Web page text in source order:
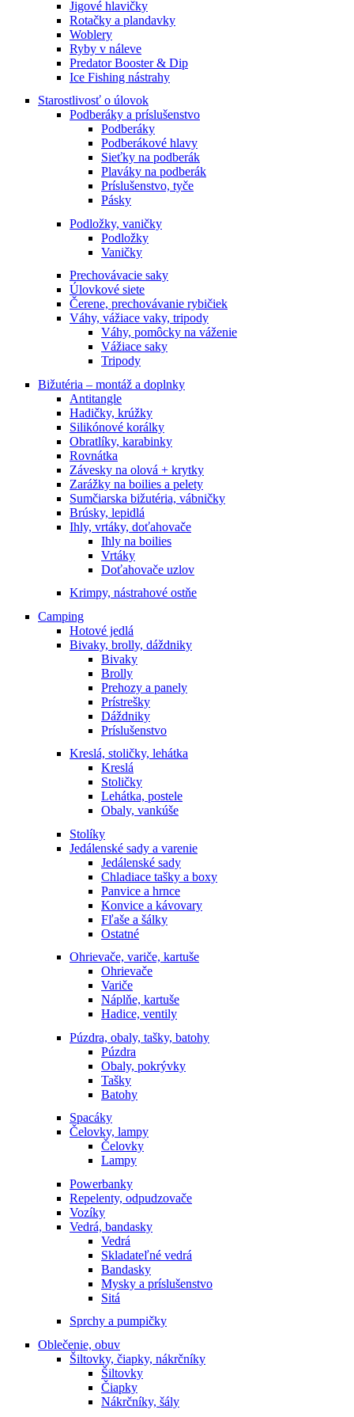
Jigové hlavičky
Rotačky a plandavky
Woblery
Ryby v náleve
Predator Booster & Dip
Ice Fishing nástrahy
Starostlivosť o úlovok
Podberáky a príslušenstvo
Podberáky
Podberákové hlavy
Sieťky na podberák
Plaváky na podberák
Príslušenstvo, tyče
Pásky
Podložky, vaničky
Podložky
Vaničky
Prechovávacie saky
Úlovkové siete
Čerene, prechovávanie rybičiek
Váhy, vážiace vaky, tripody
Váhy, pomôcky na váženie
Vážiace saky
Tripody
Bižutéria – montáž a doplnky
Antitangle
Hadičky, krúžky
Silikónové korálky
Obratlíky, karabinky
Rovnátka
Závesky na olová + krytky
Zarážky na boilies a pelety
Sumčiarska bižutéria, vábničky
Brúsky, lepidlá
Ihly, vrtáky, doťahovače
Ihly na boilies
Vrtáky
Doťahovače uzlov
Krimpy, nástrahové ostňe
Camping
Hotové jedlá
Bivaky, brolly, dáždniky
Bivaky
Brolly
Prehozy a panely
Prístrešky
Dáždniky
Príslušenstvo
Kreslá, stoličky, lehátka
Kreslá
Stoličky
Lehátka, postele
Obaly, vankúše
Stolíky
Jedálenské sady a varenie
Jedálenské sady
Chladiace tašky a boxy
Panvice a hrnce
Konvice a kávovary
Fľaše a šálky
Ostatné
Ohrievače, variče, kartuše
Ohrievače
Variče
Náplňe, kartuše
Hadice, ventily
Púzdra, obaly, tašky, batohy
Púzdra
Obaly, pokrývky
Tašky
Batohy
Spacáky
Čelovky, lampy
Čelovky
Lampy
Powerbanky
Repelenty, odpudzovače
Vozíky
Vedrá, bandasky
Vedrá
Skladateľné vedrá
Bandasky
Mysky a príslušenstvo
Sitá
Sprchy a pumpičky
Oblečenie, obuv
Šiltovky, čiapky, nákrčníky
Šiltovky
Čiapky
Nákrčníky, šály